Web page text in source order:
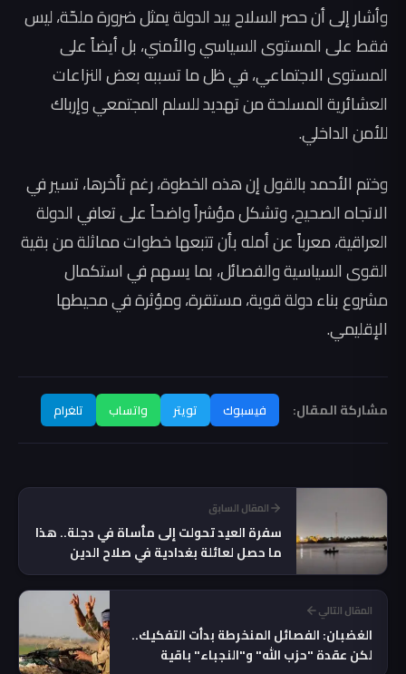
وأشار إلى أن حصر السلاح بيد الدولة يمثل ضرورة ملحّة، ليس
فقط على المستوى السياسي والأمني، بل أيضاً على
المستوى الاجتماعي، في ظل ما تسببه بعض النزاعات
العشائرية المسلحة من تهديد للسلم المجتمعي وإرباك
للأمن الداخلي.
وختم الأحمد بالقول إن هذه الخطوة، رغم تأخرها، تسير في
الاتجاه الصحيح، وتشكل مؤشراً واضحاً على تعافي الدولة
العراقية، معرباً عن أمله بأن تتبعها خطوات مماثلة من بقية
القوى السياسية والفصائل، بما يسهم في استكمال
مشروع بناء دولة قوية، مستقرة، ومؤثرة في محيطها
الإقليمي.
مشاركة المقال: فيسبوك تويتر واتساب تلغرام
المقال السابق
سفرة العيد تحولت إلى مأساة في دجلة.. هذا
ما حصل لعائلة بغدادية في صلاح الدين
المقال التالي
الغضبان: الفصائل المنخرطة بدأت التفكيك..
لكن عقدة "حزب الله" و"النجباء" باقية